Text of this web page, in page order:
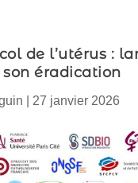
de l’utérus :
éradication
27 janvier 2026